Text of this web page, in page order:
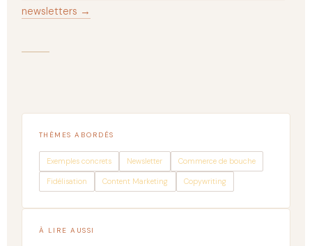
newsletters →
THÈMES ABORDÉS
Exemples concrets Newsletter Commerce de bouche
Fidélisation Content Marketing Copywriting
À LIRE AUSSI